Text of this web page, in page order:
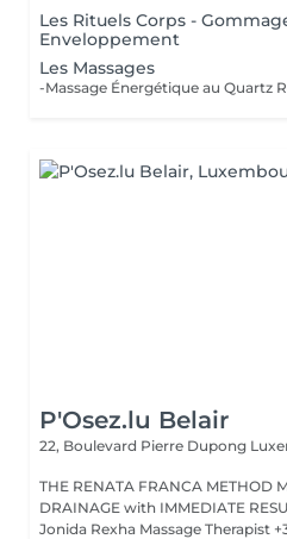
Les Rituels Corps -
Enveloppement
Les Massages
P'Osez.lu Belair
22, Boulevard Pierre Dupong
THE RENATA FRANCA METHOD Manual LYMPHATIC
DRAINAGE with IMMEDIATE RESULT from the first
Jonida Rexha Massage Therapist